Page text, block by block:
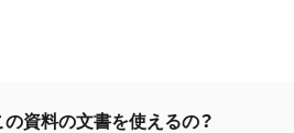
資料の文書を使えるの？